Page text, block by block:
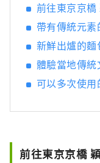
（早餐
特色咖
夜間
前往東京京
帶有傳統元
新鮮出爐的
體驗當地傳
可以多次使
前往東京京橋